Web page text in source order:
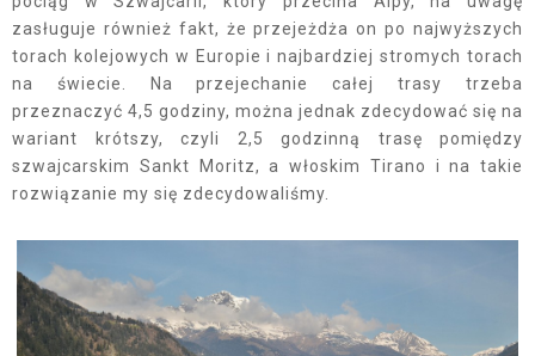
zasługuje również fakt, że przejeżdża on po najwyższych
torach kolejowych w Europie i najbardziej stromych torach
na świecie. Na przejechanie całej trasy trzeba
przeznaczyć 4,5 godziny, można jednak zdecydować się na
wariant krótszy, czyli 2,5 godzinną trasę pomiędzy
szwajcarskim Sankt Moritz, a włoskim Tirano i na takie
rozwiązanie my się zdecydowaliśmy.